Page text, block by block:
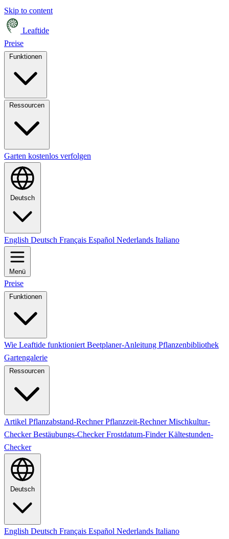
Skip to content
Leaftide
Preise
Garten kostenlos verfolgen
Deutsch
English Deutsch Français Español Nederlands Italiano
Menü
Preise
Funktionen
Wie Leaftide funktioniert Beetplaner-Anleitung Pflanzenbibliothek
Gartengalerie
Ressourcen
Artikel Pflanzabstand-RechnerPflanzzeit-RechnerMischkultur-
CheckerBestäubungs-CheckerFrostdatum-FinderKältestunden-
Checker
Deutsch
English Deutsch Français Español Nederlands Italiano